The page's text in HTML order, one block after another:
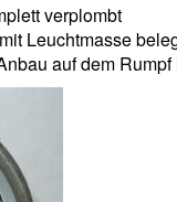
verplombt
Leuchtmasse
auf dem